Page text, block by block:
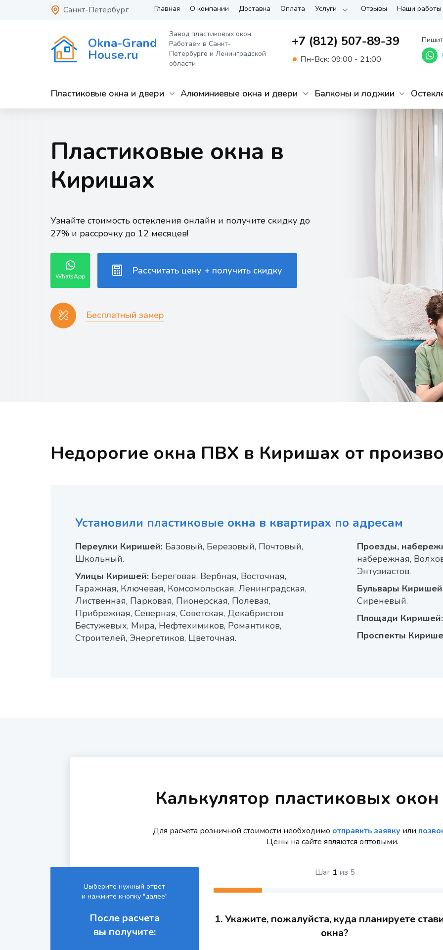
Санкт-Петербург
Okna-Grand
House.ru
Завод пластиковых окон.
Работаем в Санкт-
Петербурге и Ленинградской
области
+7 (812) 507-89-39
Пн-Вск: 09:00 - 21:00
Пластиковые окна и двери Алюминиевые окна и двери Балконы и лоджии
Главная О компании Доставка Оплата Услуги Отзывы Наши работы
Пластиковые окна в
Киришах
Узнайте стоимость остекления онлайн и получите скидку до
27% и рассрочку до 12 месяцев!
WhatsApp
Рассчитать цену + получить скидку
Бесплатный замер
Недорогие окна ПВХ в Киришах от
Установили пластиковые окна в квартирах по адресам
Переулки Киришей: Базовый, Березовый, Почтовый,
Школьный.
Улицы Киришей: Береговая, Вербная, Восточная,
Гаражная, Ключевая, Комсомольская, Ленинградская,
Лиственная, Парковая, Пионерская, Полевая,
Прибрежная, Северная, Советская, Декабристов
Бестужевых, Мира, Нефтехимиков, Романтиков,
Строителей, Энергетиков, Цветочная.
Проезды,
набережная,
Энтузиастов.
Бульвары
Сиреневый.
Площади Киришей:
Проспекты
Калькулятор пластиковых
Для расчета розничной стоимости необходимо отправить заявку или
Цены на сайте являются оптовыми.
Выберите нужный ответ
и нажмите кнопку "далее"
После расчета
вы получите:
Шаг 1 из 5
1. Укажите, пожалуйста, куда планируете
окна?